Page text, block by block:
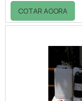
de um tipo de
locais públicos ou
Condomínios; -
estratégico e
aproximadamente
COTAR AGORA